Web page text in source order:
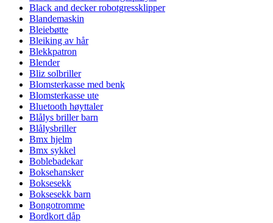
Black and decker robotgressklipper
Blandemaskin
Bleiebøtte
Bleiking av hår
Blekkpatron
Blender
Bliz solbriller
Blomsterkasse med benk
Blomsterkasse ute
Bluetooth høyttaler
Blålys briller barn
Blålysbriller
Bmx hjelm
Bmx sykkel
Boblebadekar
Boksehansker
Boksesekk
Boksesekk barn
Bongotromme
Bordkort dåp